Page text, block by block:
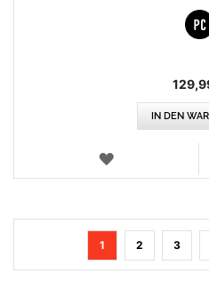
IN DEN
WUNSCHLISTE
You're
currently
1 Seite
2 Seite
3